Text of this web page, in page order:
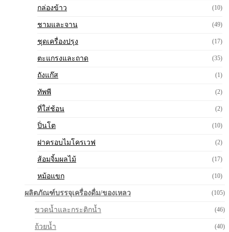
กล่องข้าว (10)
ชามและจาน (49)
ชุดเครื่องปรุง (17)
ตะแกรงและถาด (35)
ถังแก๊ส (1)
ทัพพี (2)
ที่ใส่ช้อน (2)
ปิ่นโต (10)
ฝาครอบไมโครเวฟ (2)
ส้อมจิ้มผลไม้ (17)
หม้อแขก (10)
ผลิตภัณฑ์บรรจุเครื่องดื่ม/ของเหลว (105)
ขวดน้ำและกระติกน้ำ (46)
ถ้วยน้ำ (40)